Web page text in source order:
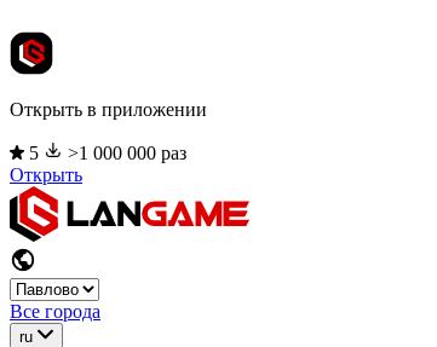
Открыть в приложении
5
>1 000 000 раз
Открыть
Все города
ru